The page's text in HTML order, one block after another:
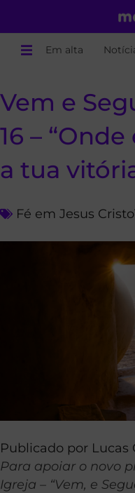
Em alta
Vem e
16 –
a tua
Fé em Jesus Cristo
Publicado por Lucas
Para apoiar o novo
Igreja – “Vem, e